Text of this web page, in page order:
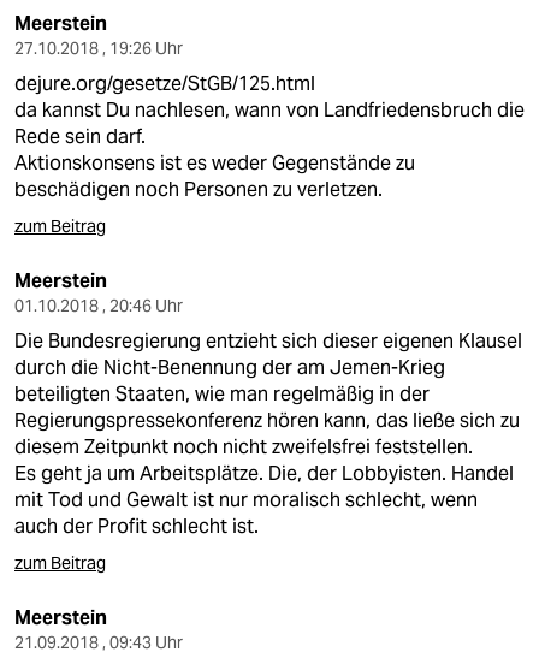
Meerstein
27.10.2018 , 19:26 Uhr
dejure.org/gesetze/StGB/125.html
da kannst Du nachlesen, wann von Landfriedensbruch die
Rede sein darf.
Aktionskonsens ist es weder Gegenstände zu
beschädigen noch Personen zu verletzen.
zum Beitrag
Meerstein
01.10.2018 , 20:46 Uhr
Die Bundesregierung entzieht sich dieser eigenen Klausel
durch die Nicht-Benennung der am Jemen-Krieg
beteiligten Staaten, wie man regelmäßig in der
Regierungspressekonferenz hören kann, das ließe sich zu
diesem Zeitpunkt noch nicht zweifelsfrei feststellen.
Es geht ja um Arbeitsplätze. Die, der Lobbyisten. Handel
mit Tod und Gewalt ist nur moralisch schlecht, wenn
auch der Profit schlecht ist.
zum Beitrag
Meerstein
21.09.2018 , 09:43 Uhr